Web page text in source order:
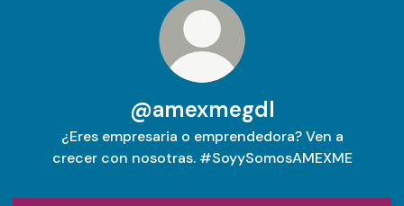
@amexmegdl
¿Eres empresaria o emprendedora? Ven a
crecer con nosotras. #SoyySomosAMEXME